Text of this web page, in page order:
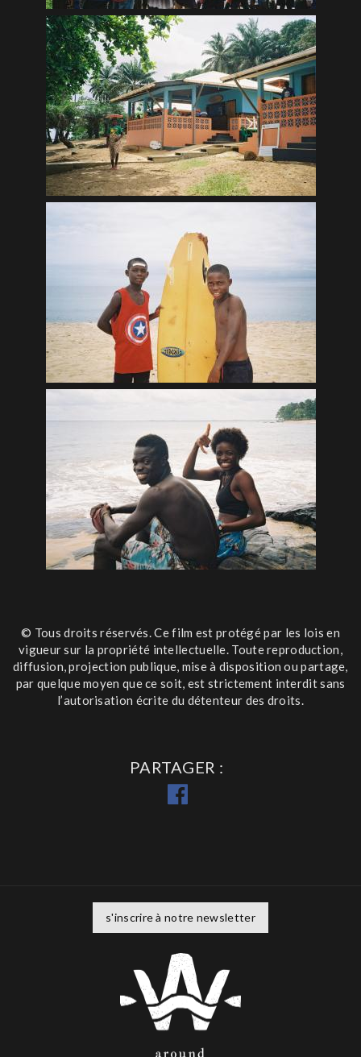
© Tous droits réservés. Ce film est protégé par les lois en
vigueur sur la propriété intellectuelle. Toute reproduction,
diffusion, projection publique, mise à disposition ou partage,
par quelque moyen que ce soit, est strictement interdit sans
l’autorisation écrite du détenteur des droits.
PARTAGER
s'inscrire à notre newsletter